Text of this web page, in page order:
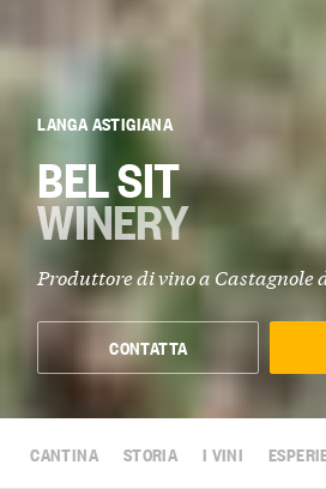
LANGA ASTIGIANA
BEL SIT
WINERY
Produttore di vino a Castagnole
CONTATTA
CANTINA STORIA I VINI